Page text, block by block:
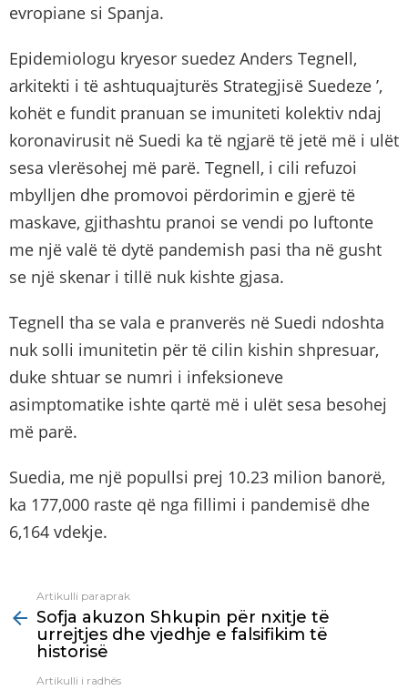
evropiane si Spanja.
Epidemiologu kryesor suedez Anders Tegnell,
arkitekti i të ashtuquajturës Strategjisë Suedeze ’,
kohët e fundit pranuan se imuniteti kolektiv ndaj
koronavirusit në Suedi ka të ngjarë të jetë më i ulët
sesa vlerësohej më parë. Tegnell, i cili refuzoi
mbylljen dhe promovoi përdorimin e gjerë të
maskave, gjithashtu pranoi se vendi po luftonte
me një valë të dytë pandemish pasi tha në gusht
se një skenar i tillë nuk kishte gjasa.
Tegnell tha se vala e pranverës në Suedi ndoshta
nuk solli imunitetin për të cilin kishin shpresuar,
duke shtuar se numri i infeksioneve
asimptomatike ishte qartë më i ulët sesa besohej
më parë.
Suedia, me një popullsi prej 10.23 milion banorë,
ka 177,000 raste që nga fillimi i pandemisë dhe
6,164 vdekje.
more
Artikulli paraprak
Sofja akuzon Shkupin për nxitje të
urrejtjes dhe vjedhje e falsifikim të
historisë
Artikulli i radhës